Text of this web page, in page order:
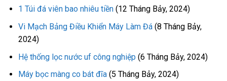
1 Túi đá viên bao nhiêu tiền (12 Tháng Bảy, 2024)
Vi Mạch Bảng Điều Khiển Máy Làm Đá (8 Tháng Bảy,
2024)
Hệ thống lọc nước uf công nghiệp (6 Tháng Bảy, 2024)
Máy bọc màng co bát đĩa (5 Tháng Bảy, 2024)